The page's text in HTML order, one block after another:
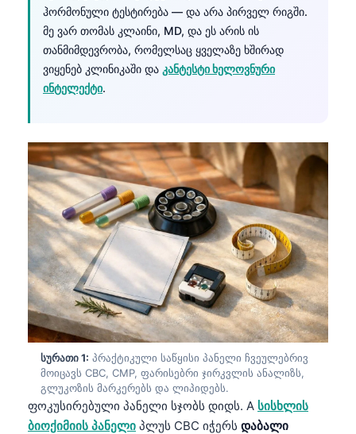
ჰორმონული ტესტირება — და არა პირველ რიგში.
მე ვარ თომას კლაინი, MD, და ეს არის ის
თანმიმდევრობა, რომელსაც ყველაზე ხშირად
ვიყენებ კლინიკაში და კანტესტი ხელოვნური
ინტელექტი.
სურათი 1: პრაქტიკული საწყისი პანელი ჩვეულებრივ
მოიცავს CBC, CMP, ფარისებრი ჯირკვლის ანალიზს,
გლუკოზის მარკერებს და ლიპიდებს.
ფოკუსირებული პანელი სჯობს დიდს. A სისხლის
ბიოქიმიის პანელი პლუს CBC იჭერს დაბალი